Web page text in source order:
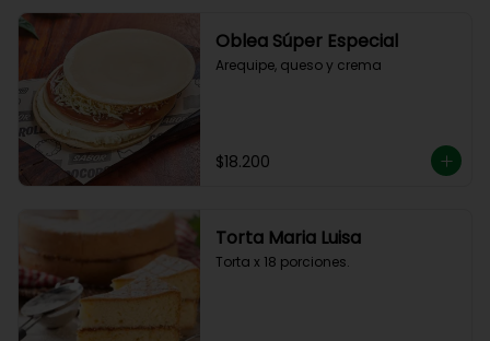
Oblea Súper Especial
Arequipe, queso y crema
$18.200
Torta Maria Luisa
Torta x 18 porciones.